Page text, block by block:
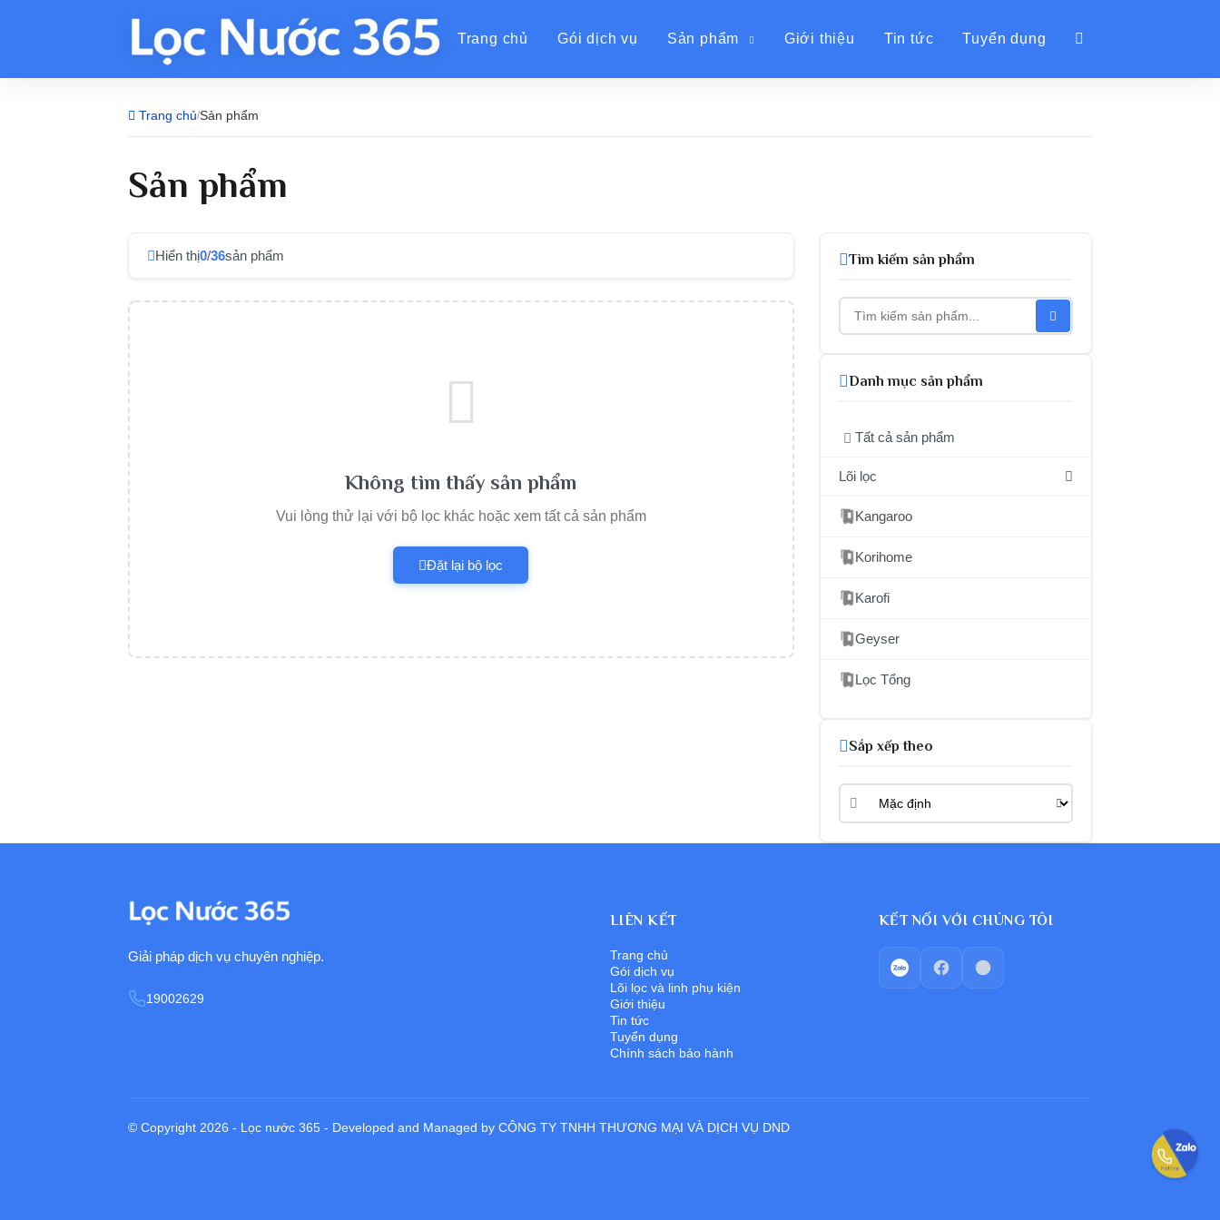
Trang chủ Gói dịch vụ Sản phẩm Giới thiệu Tin tức Tuyển dụng
Trang chủ/Sản phẩm
Sản phẩm
Tìm kiếm sản phẩm
Danh mục sản phẩm
Tất cả sản phẩm
Lõi lọc
Kangaroo
Korihome
Karofi
Geyser
Lọc Tổng
Sắp xếp theo
Hiển thị0/36sản phẩm
Không tìm thấy sản phẩm
Vui lòng thử lại với bộ lọc khác hoặc xem tất cả sản phẩm
Đặt lại bộ lọc
Giải pháp dịch vụ chuyên nghiệp.
19002629
LIÊN KẾT
Trang chủ
Gói dịch vụ
Lõi lọc và linh phụ kiện
Giới thiệu
Tin tức
Tuyển dụng
Chính sách bảo hành
KẾT NỐI VỚI CHÚNG TÔI
© Copyright 2026 - Lọc nước 365 - Developed and Managed by CÔNG TY TNHH THƯƠNG MẠI VÀ DỊCH VỤ DND